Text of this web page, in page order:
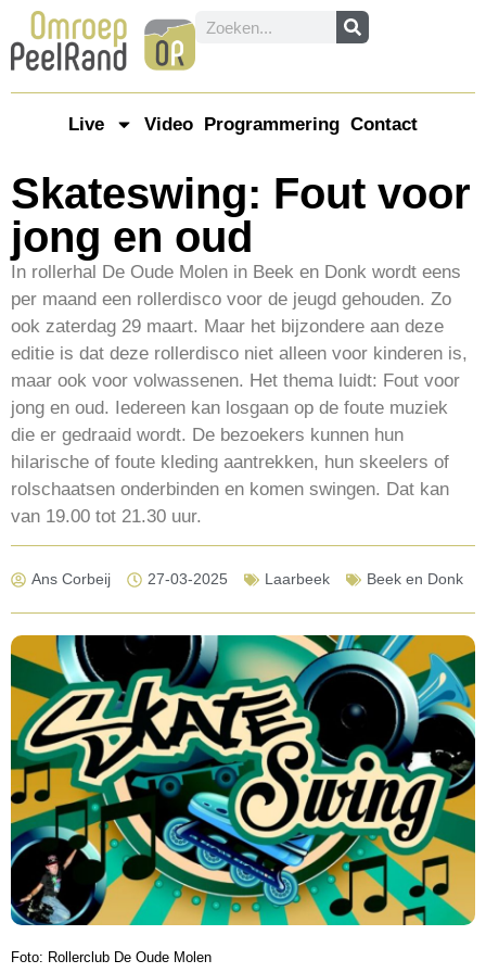
Live Video Programmering Contact
Skateswing: Fout voor
jong en oud
In rollerhal De Oude Molen in Beek en Donk wordt eens
per maand een rollerdisco voor de jeugd gehouden. Zo
ook zaterdag 29 maart. Maar het bijzondere aan deze
editie is dat deze rollerdisco niet alleen voor kinderen is,
maar ook voor volwassenen. Het thema luidt: Fout voor
jong en oud. Iedereen kan losgaan op de foute muziek
die er gedraaid wordt. De bezoekers kunnen hun
hilarische of foute kleding aantrekken, hun skeelers of
rolschaatsen onderbinden en komen swingen. Dat kan
van 19.00 tot 21.30 uur.
Ans Corbeij 27-03-2025 Laarbeek Beek en Donk
Foto: Rollerclub De Oude Molen